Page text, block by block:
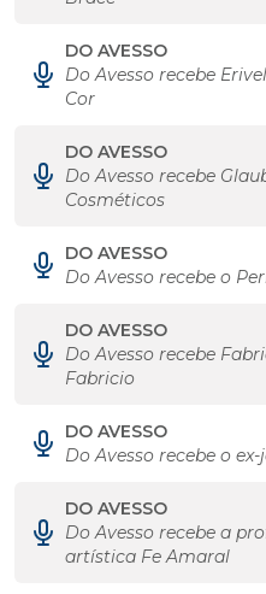
DO AVESSO
Do Avesso recebe
Cor
DO AVESSO
Do Avesso recebe
Cosméticos
DO AVESSO
Do Avesso recebe o
DO AVESSO
Do Avesso recebe
Fabricio
DO AVESSO
Do Avesso recebe o
DO AVESSO
Do Avesso recebe a
artística Fe Amaral